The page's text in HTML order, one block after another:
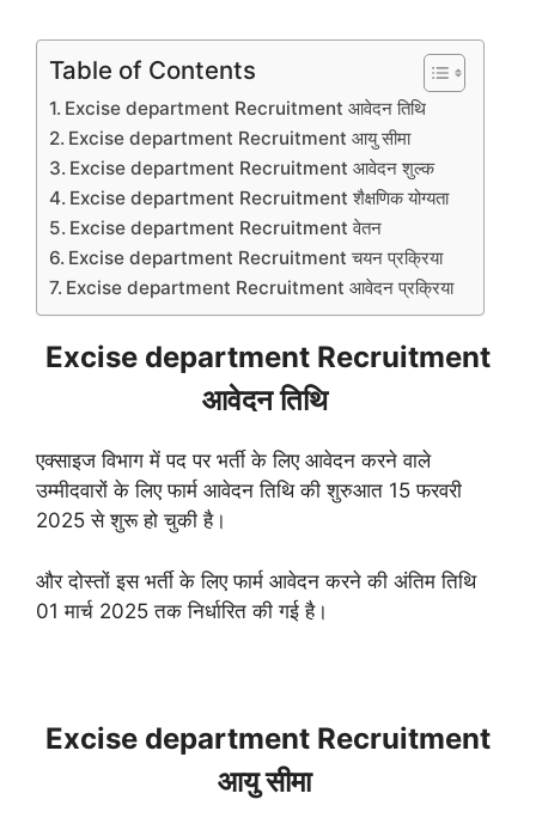
Table of Contents
Excise department Recruitment आवेदन तिथि
Excise department Recruitment आयु सीमा
Excise department Recruitment आवेदन शुल्क
Excise department Recruitment शैक्षणिक योग्यता
Excise department Recruitment वेतन
Excise department Recruitment चयन प्रक्रिया
Excise department Recruitment आवेदन प्रक्रिया
Excise department Recruitment
आवेदन तिथि
एक्साइज विभाग में पद पर भर्ती के लिए आवेदन करने वाले
उम्मीदवारों के लिए फार्म आवेदन तिथि की शुरुआत 15 फरवरी
2025 से शुरू हो चुकी है।
और दोस्तों इस भर्ती के लिए फार्म आवेदन करने की अंतिम तिथि
01 मार्च 2025 तक निर्धारित की गई है।
Excise department Recruitment
आयु सीमा